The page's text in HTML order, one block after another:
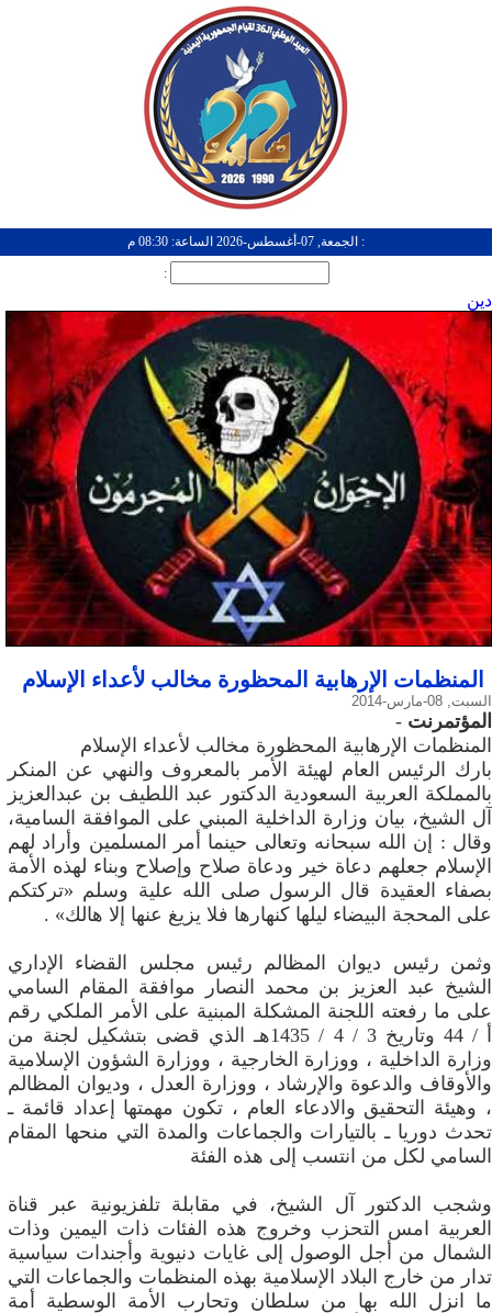
: الجمعة, 07-أغسطس-2026 الساعة: 08:30 م
:
دين
المنظمات الإرهابية المحظورة مخالب لأعداء الإسلام
السبت, 08-مارس-2014
المؤتمرنت -
المنظمات الإرهابية المحظورة مخالب لأعداء الإسلام
بارك الرئيس العام لهيئة الأمر بالمعروف والنهي عن المنكر
بالمملكة العربية السعودية الدكتور عبد اللطيف بن عبدالعزيز
آل الشيخ، بيان وزارة الداخلية المبني على الموافقة السامية،
وقال : إن الله سبحانه وتعالى حينما أمر المسلمين وأراد لهم
الإسلام جعلهم دعاة خير ودعاة صلاح وإصلاح وبناء لهذه الأمة
بصفاء العقيدة قال الرسول صلى الله علية وسلم «تركتكم
على المحجة البيضاء ليلها كنهارها فلا يزيغ عنها إلا هالك» .
وثمن رئيس ديوان المظالم رئيس مجلس القضاء الإداري
الشيخ عبد العزيز بن محمد النصار موافقة المقام السامي
على ما رفعته اللجنة المشكلة المبنية على الأمر الملكي رقم
أ / 44 وتاريخ 3 / 4 / 1435هـ الذي قضى بتشكيل لجنة من
وزارة الداخلية ، ووزارة الخارجية ، ووزارة الشؤون الإسلامية
والأوقاف والدعوة والإرشاد ، ووزارة العدل ، وديوان المظالم
، وهيئة التحقيق والادعاء العام ، تكون مهمتها إعداد قائمة ـ
تحدث دوريا ـ بالتيارات والجماعات والمدة التي منحها المقام
السامي لكل من انتسب إلى هذه الفئة
وشجب الدكتور آل الشيخ، في مقابلة تلفزيونية عبر قناة
العربية امس التحزب وخروج هذه الفئات ذات اليمين وذات
الشمال من أجل الوصول إلى غايات دنيوية وأجندات سياسية
تدار من خارج البلاد الإسلامية بهذه المنظمات والجماعات التي
ما انزل الله بها من سلطان وتحارب الأمة الوسطية أمة